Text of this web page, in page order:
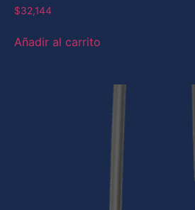
$32,144
Añadir al carrito